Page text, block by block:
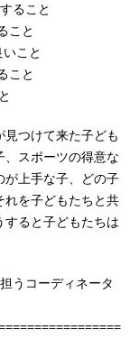
ること
こと
こと
こと
見つけて来た子ども
スポーツの得意な
が上手な子、どの子
れを子どもたちと共
すると子どもたちは
うコーディネータ